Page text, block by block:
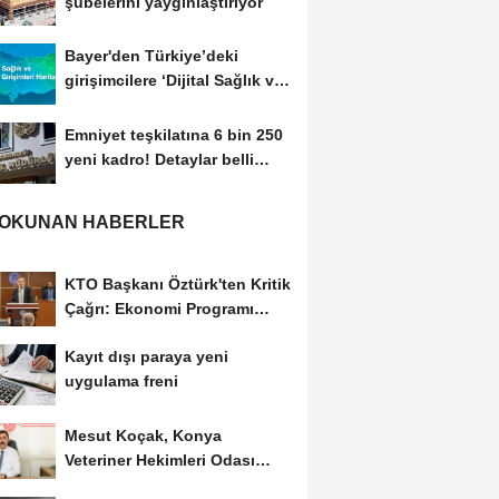
Bayer'den Türkiye’deki
girişimcilere ‘Dijital Sağlık ve
Emniyet teşkilatına 6 bin 250
yeni kadro! Detaylar belli
HABERLER
KTO Başkanı Öztürk'ten Kritik
Çağrı: Ekonomi Programı
Kayıt dışı paraya yeni
uygulama freni
Mesut Koçak, Konya
Veteriner Hekimleri Odası